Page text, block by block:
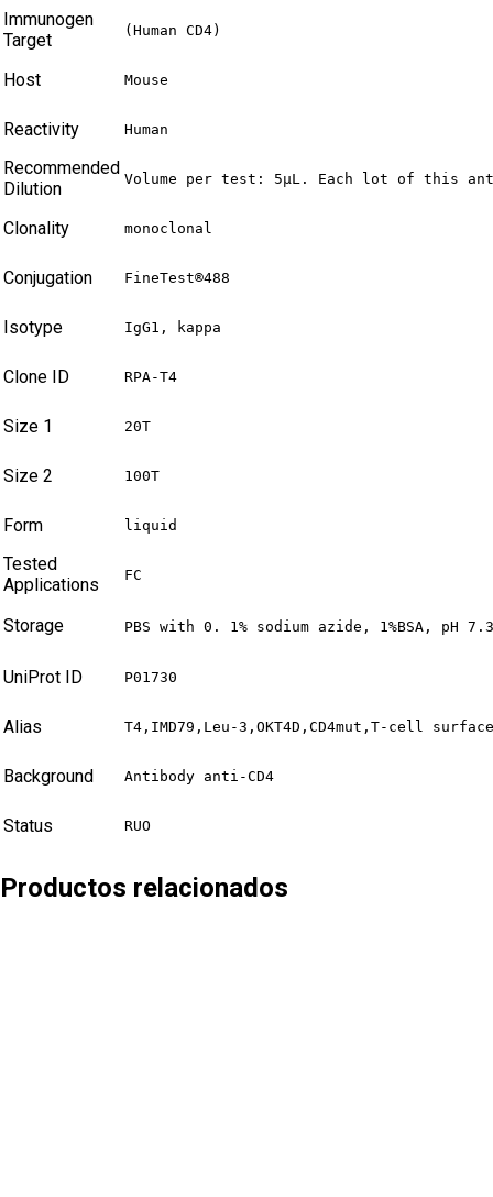
Immunogen
Target
(Human CD4)
Host Mouse
Reactivity Human
Recommended
Dilution
Volume per test: 5μL. Each lot of this
Clonality monoclonal
Conjugation FineTest®488
Isotype IgG1, kappa
Clone ID RPA-T4
Size 1 20T
Size 2 100T
Form liquid
Tested
Applications
FC
Storage PBS with 0. 1% sodium azide, 1%BSA,
UniProt ID P01730
Alias T4,IMD79,Leu-3,OKT4D,CD4mut,T-cell
Background Antibody anti-CD4
Status RUO
Productos relacionados